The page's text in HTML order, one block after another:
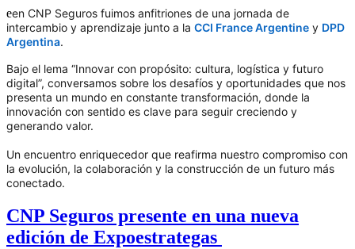
een CNP Seguros fuimos anfitriones de una jornada de
intercambio y aprendizaje junto a la CCI France Argentine y DPD
Argentina.
Bajo el lema “Innovar con propósito: cultura, logística y futuro
digital”, conversamos sobre los desafíos y oportunidades que nos
presenta un mundo en constante transformación, donde la
innovación con sentido es clave para seguir creciendo y
generando valor.
Un encuentro enriquecedor que reafirma nuestro compromiso con
la evolución, la colaboración y la construcción de un futuro más
conectado.
CNP Seguros presente en una nueva
edición de Expoestrategas